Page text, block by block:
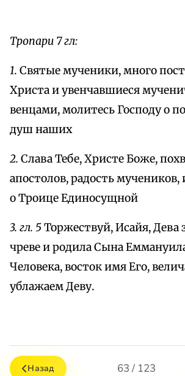
Тропари 7 гл:
1. Святые мученики, много
Христа и увенчавшиеся
венцами, молитесь Господу о
душ наших
2. Слава Тебе, Христе Боже,
апостолов, радость мучеников,
о Троице Единосущной
3. гл. 5Торжествуй, Исайя, Дева
чреве и родила Сына
Человека, восток имя Его,
ублажаем Деву.
Назад 63 / 123